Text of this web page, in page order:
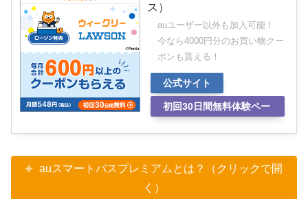
ス）
auユーザー以外も加入可能！
今なら4000円分のお買い物クー
ポンも貰える！
公式サイト
初回30日間無料体験ペー
auスマートパスプレミアムとは？（クリックで開
く）